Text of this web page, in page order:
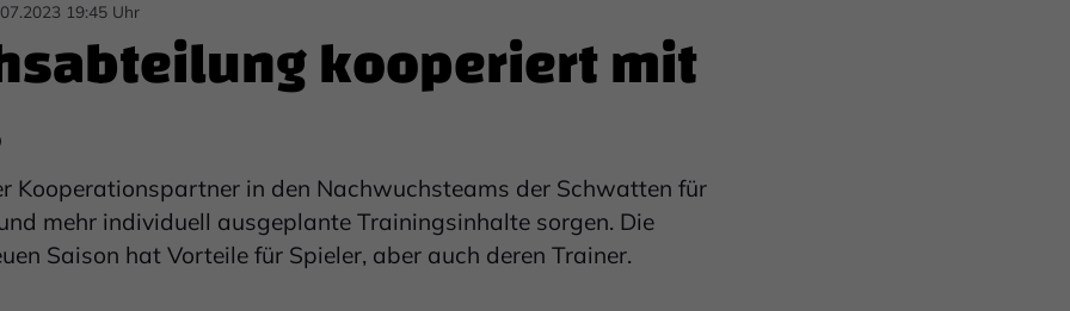
19:45 Uhr
kooperiert mit
Kooperationspartner in den Nachwuchsteams der Schwatten für
mehr individuell ausgeplante Trainingsinhalte sorgen. Die
Saison hat Vorteile für Spieler, aber auch deren Trainer.